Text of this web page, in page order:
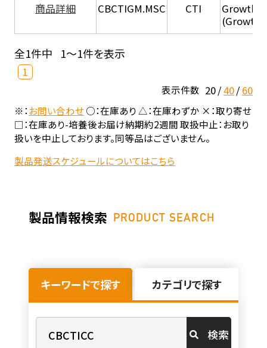
商品詳細 CBCTIGM.MSC CTI
Growth
(Growth
全1件中 1～1件を表示
1
表示件数 20 40 60
※：お問い合わせ○：在庫あり △：在庫わずか ×：取り寄せ
□：在庫あり-培養後お届け納期約2週間 取扱中止：お取り
扱いを中止しております。同等品はございません。
製品発送スケジュールについてはこちら
製品情報検索 PRODUCT SEARCH
キーワードで探す カテゴリで探す
検索